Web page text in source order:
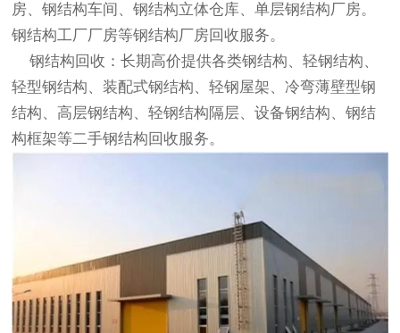
房、钢结构车间、钢结构立体仓库、单层钢结构厂房。
钢结构工厂厂房等钢结构厂房回收服务。
钢结构回收 ：长期高价提供各类钢结构、轻钢结构、
轻型钢结构、装配式钢结构、轻钢屋架、冷弯薄壁型钢
结构、高层钢结构、轻钢结构隔层、设备钢结构、钢结
构框架等二手钢结构回收服务。